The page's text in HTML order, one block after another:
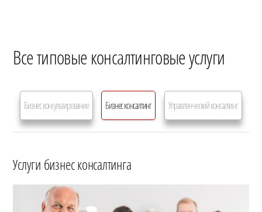
Все типовые консалтинговые услуги
Бизнес консультирование Бизнес консалтинг Управленческий консалтинг
Услуги бизнес консалтинга